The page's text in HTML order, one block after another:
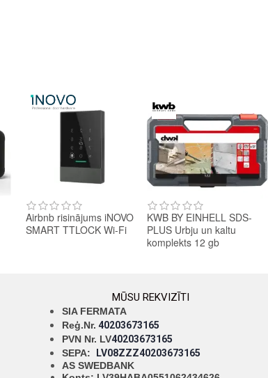
Airbnb risinājums iNOVO
SMART TTLOCK Wi-Fi
KWB BY EINHELL SDS-
PLUS Urbju un kaltu
komplekts 12 gb
MŪSU REKVIZĪTI
SIA FERMATA
Reģ.Nr. 40203673165
PVN Nr. LV40203673165
SEPA:
LV08ZZZ40203673165
AS SWEDBANK